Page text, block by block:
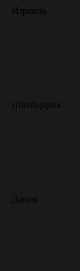
Израиль
Швейцария
Дания